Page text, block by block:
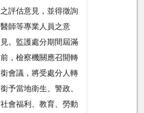
之評估意見，並得徵詢
醫師等專業人員之意
見。監護處分期間屆滿
前，檢察機關應召開轉
銜會議，將受處分人轉
銜予當地衛生、警政、
社會福利、教育、勞動